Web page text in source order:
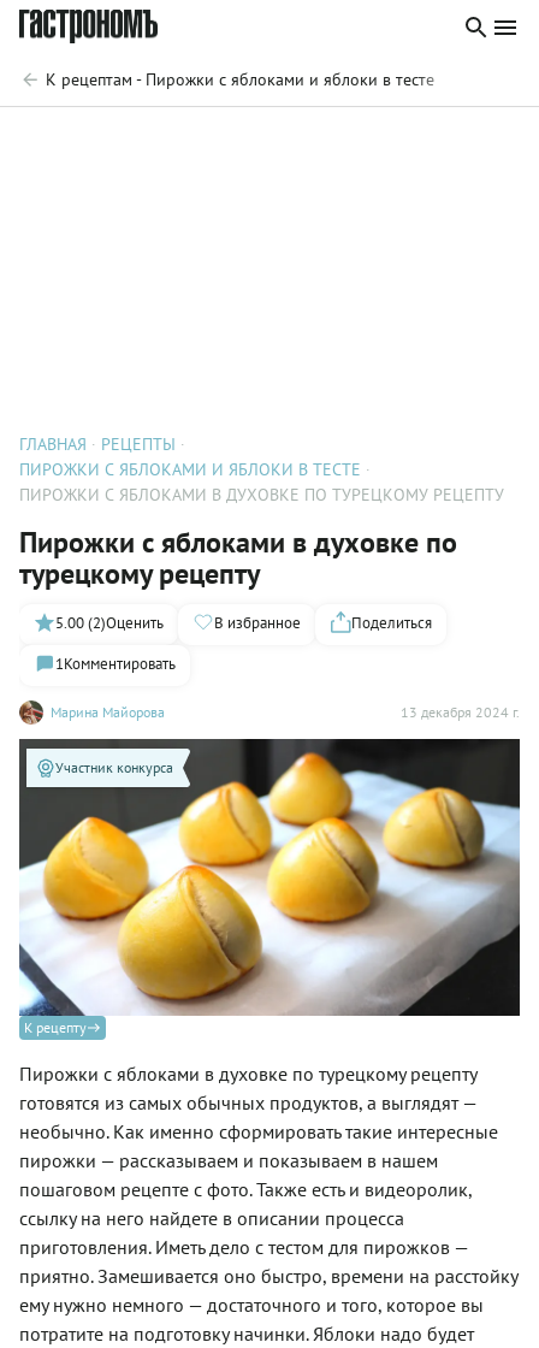
К рецептам - Пирожки с яблоками и яблоки в тесте
ГЛАВНАЯ
РЕЦЕПТЫ
ПИРОЖКИ С ЯБЛОКАМИ И ЯБЛОКИ В ТЕСТЕ
ПИРОЖКИ С ЯБЛОКАМИ В ДУХОВКЕ ПО ТУРЕЦКОМУ РЕЦЕПТУ
Пирожки с яблоками в духовке по
турецкому рецепту
Марина Майорова 13 декабря 2024 г.
5.00 (2)Оценить В избранное
Поделиться
1Комментировать
Участник конкурса
К рецепту
Пирожки с яблоками в духовке по турецкому рецепту
готовятся из самых обычных продуктов, а выглядят —
необычно. Как именно сформировать такие интересные
пирожки — рассказываем и показываем в нашем
пошаговом рецепте с фото. Также есть и видеоролик,
ссылку на него найдете в описании процесса
приготовления. Иметь дело с тестом для пирожков —
приятно. Замешивается оно быстро, времени на расстойку
ему нужно немного — достаточного и того, которое вы
потратите на подготовку начинки. Яблоки надо будет